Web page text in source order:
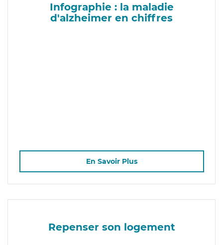
Infographie : la maladie
d'alzheimer en chiffres
En Savoir Plus
Repenser son logement